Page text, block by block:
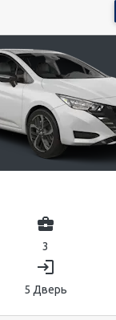
business_center
3
login
5 Дверь